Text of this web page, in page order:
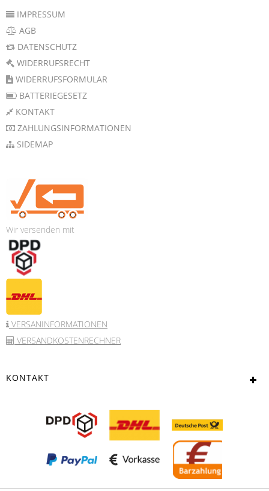
IMPRESSUM
AGB
DATENSCHUTZ
WIDERRUFSRECHT
WIDERRUFSFORMULAR
BATTERIEGESETZ
KONTAKT
ZAHLUNGSINFORMATIONEN
SIDEMAP
Wir versenden mit
VERSANINFORMATIONEN
VERSANDKOSTENRECHNER
KONTAKT